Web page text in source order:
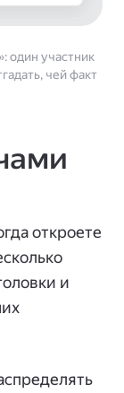
один участник
чей факт
откроете
и